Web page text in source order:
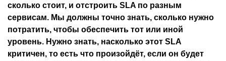
сколько стоит, и отстроить SLA по разным
сервисам. Мы должны точно знать, сколько нужно
потратить, чтобы обеспечить тот или иной
уровень. Нужно знать, насколько этот SLA
критичен, то есть что произойдёт, если он будет